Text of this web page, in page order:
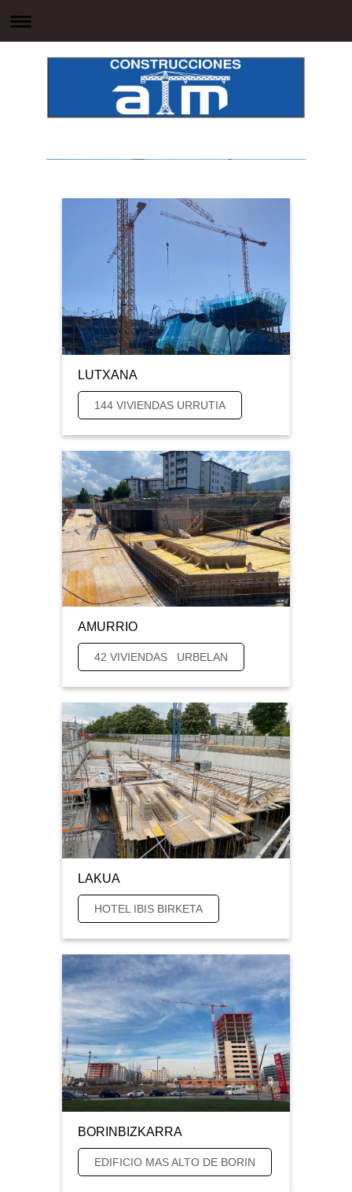
LUTXANA
144 VIVIENDAS URRUTIA
AMURRIO
42 VIVIENDAS URBELAN
LAKUA
HOTEL IBIS BIRKETA
BORINBIZKARRA
EDIFICIO MAS ALTO DE BORIN